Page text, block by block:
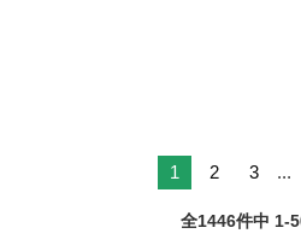
1 2 3 ...
全1446件中 1-